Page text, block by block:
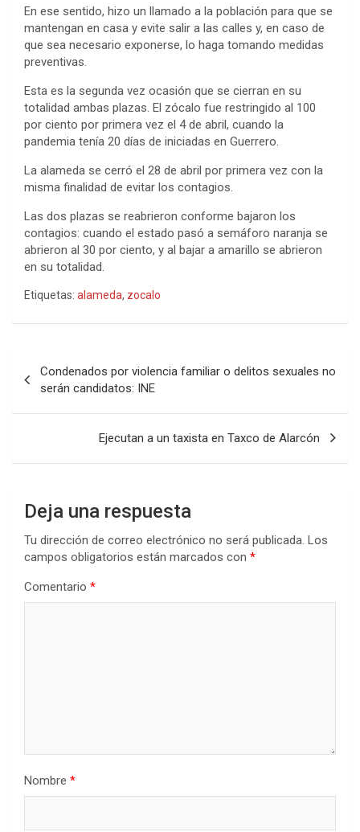
En ese sentido, hizo un llamado a la población para que se
mantengan en casa y evite salir a las calles y, en caso de
que sea necesario exponerse, lo haga tomando medidas
preventivas.
Esta es la segunda vez ocasión que se cierran en su
totalidad ambas plazas. El zócalo fue restringido al 100
por ciento por primera vez el 4 de abril, cuando la
pandemia tenía 20 días de iniciadas en Guerrero.
La alameda se cerró el 28 de abril por primera vez con la
misma finalidad de evitar los contagios.
Las dos plazas se reabrieron conforme bajaron los
contagios: cuando el estado pasó a semáforo naranja se
abrieron al 30 por ciento, y al bajar a amarillo se abrieron
en su totalidad.
Etiquetas: alameda, zocalo
de
entradas
Condenados por violencia familiar o delitos sexuales no
serán candidatos: INE
Ejecutan a un taxista en Taxco de Alarcón
Deja una respuesta
Tu dirección de correo electrónico no será publicada. Los
campos obligatorios están marcados con *
Comentario *
Nombre *